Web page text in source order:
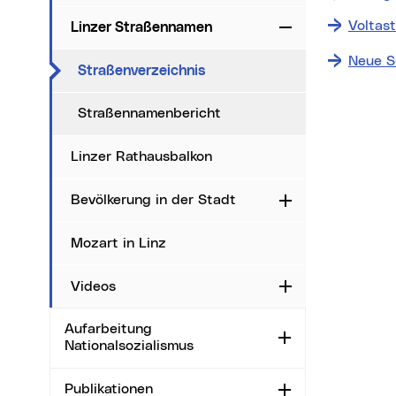
Linzer Straßennamen Zuklappen
Straßenverzeichnis(aktueller Menüpunkt)
Straßennamenbericht
Linzer Rathausbalkon
Bevölkerung in der Stadt Aufklappen
Mozart in Linz
Videos Aufklappen
Aufarbeitung
Nationalsozialismus
Aufklappen
Publikationen Aufklappen
Neue